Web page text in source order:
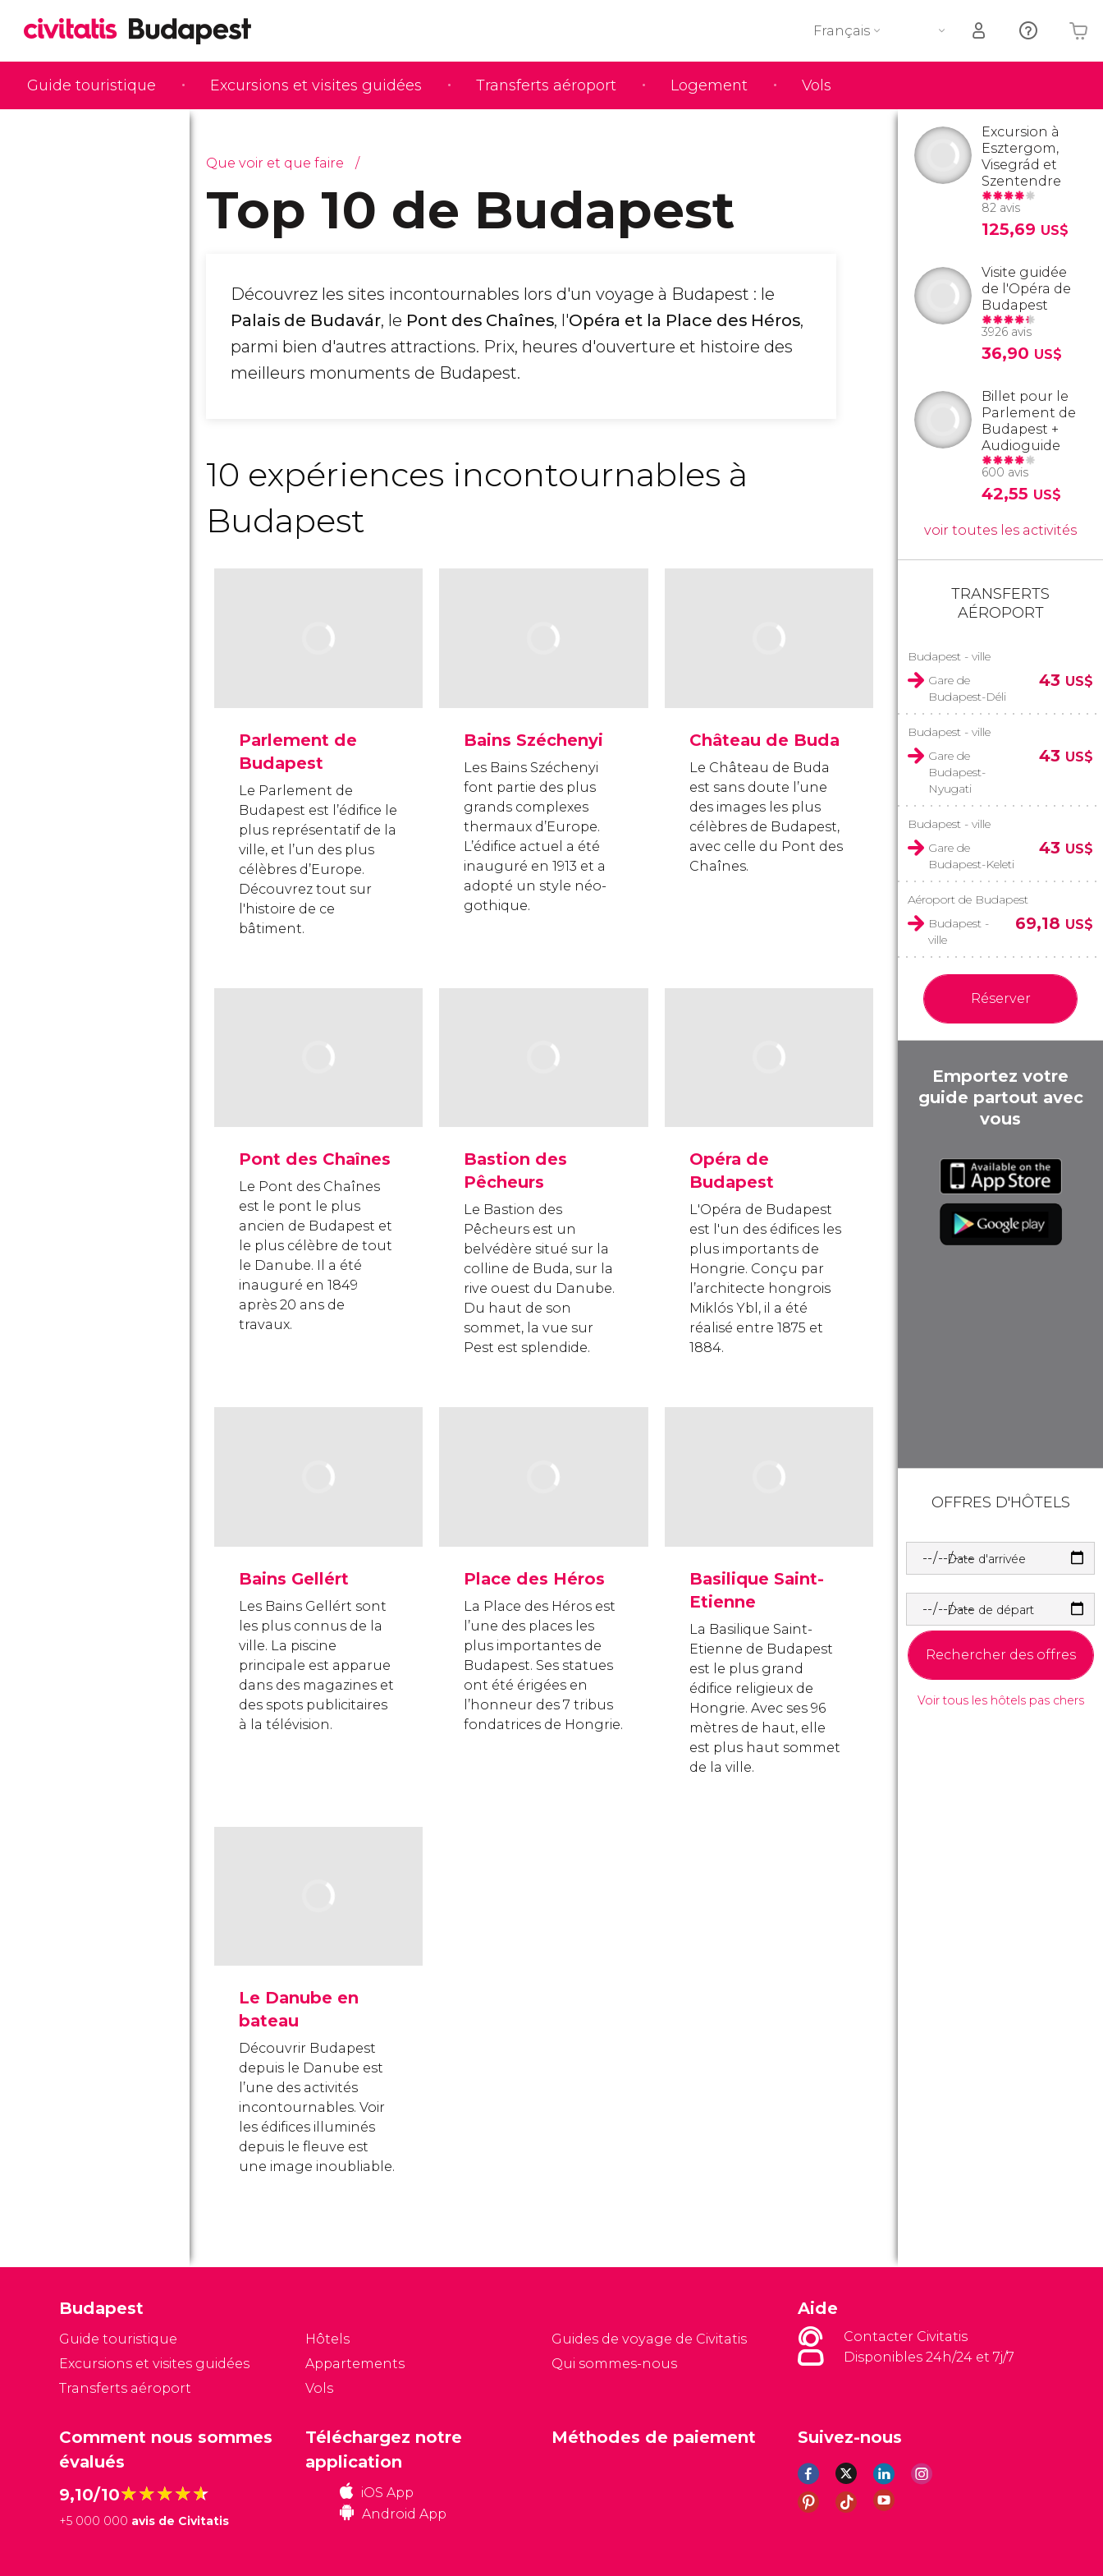
Guide touristique Excursions et visites guidées Transferts aéroport Logement Vols
Français
Que voir et que faire
Top 10 de Budapest
Découvrez les sites incontournables lors d'un voyage à Budapest : le
Palais de Budavár, le Pont des Chaînes, l'Opéra et la Place des Héros,
parmi bien d'autres attractions. Prix, heures d'ouverture et histoire des
meilleurs monuments de Budapest.
10 expériences incontournables à
Budapest
Parlement de
Budapest
Le Parlement de
Budapest est l’édifice le
plus représentatif de la
ville, et l’un des plus
célèbres d’Europe.
Découvrez tout sur
l'histoire de ce
bâtiment.
Bains Széchenyi
Les Bains Széchenyi
font partie des plus
grands complexes
thermaux d’Europe.
L’édifice actuel a été
inauguré en 1913 et a
adopté un style néo-
gothique.
Château de Buda
Le Château de Buda
est sans doute l’une
des images les plus
célèbres de Budapest,
avec celle du Pont des
Chaînes.
Pont des Chaînes
Le Pont des Chaînes
est le pont le plus
ancien de Budapest et
le plus célèbre de tout
le Danube. Il a été
inauguré en 1849
après 20 ans de
travaux.
Bastion des
Pêcheurs
Le Bastion des
Pêcheurs est un
belvédère situé sur la
colline de Buda, sur la
rive ouest du Danube.
Du haut de son
sommet, la vue sur
Pest est splendide.
Opéra de
Budapest
L'Opéra de Budapest
est l'un des édifices les
plus importants de
Hongrie. Conçu par
l’architecte hongrois
Miklós Ybl, il a été
réalisé entre 1875 et
1884.
Bains Gellért
Les Bains Gellért sont
les plus connus de la
ville. La piscine
principale est apparue
dans des magazines et
des spots publicitaires
à la télévision.
Place des Héros
La Place des Héros est
l’une des places les
plus importantes de
Budapest. Ses statues
ont été érigées en
l’honneur des 7 tribus
fondatrices de Hongrie.
Basilique Saint-
Etienne
La Basilique Saint-
Etienne de Budapest
est le plus grand
édifice religieux de
Hongrie. Avec ses 96
mètres de haut, elle
est plus haut sommet
de la ville.
Le Danube en
bateau
Découvrir Budapest
depuis le Danube est
l’une des activités
incontournables. Voir
les édifices illuminés
depuis le fleuve est
une image inoubliable.
Excursion à
Esztergom,
Visegrád et
Szentendre
82 avis
125,69 US$
Visite guidée
de l'Opéra de
Budapest
3926 avis
36,90 US$
Billet pour le
Parlement de
Budapest +
Audioguide
600 avis
42,55 US$
voir toutes les activités
TRANSFERTS
AÉROPORT
Budapest - ville
Gare de
Budapest-Déli
43 US$
Budapest - ville
Gare de
Budapest-
Nyugati
43 US$
Budapest - ville
Gare de
Budapest-Keleti
43 US$
Aéroport de Budapest
Budapest -
ville
69,18 US$
Réserver
Emportez votre
guide partout avec
vous
OFFRES D'HÔTELS
Date d'arrivée
Date de départ
Rechercher des offres
Voir tous les hôtels pas chers
Budapest
Guide touristique
Excursions et visites guidées
Transferts aéroport
Hôtels
Appartements
Vols
Guides de voyage de Civitatis
Qui sommes-nous
Aide
Contacter Civitatis
Disponibles 24h/24 et 7j/7
Comment nous sommes
évalués
9,10/10★★★★★
★★★★★
+5 000 000 avis de Civitatis
Suivez-nous
Téléchargez notre
application
iOS App
Android App
Méthodes de paiement